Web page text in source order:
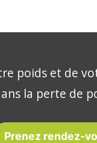
poids et de
la perte de
Prenez rendez-